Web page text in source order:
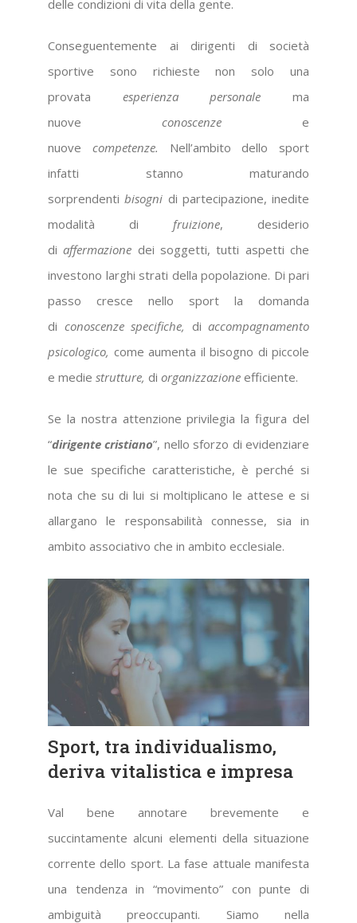
delle condizioni di vita della gente.
Conseguentemente ai dirigenti di società
sportive sono richieste non solo una
provata esperienza personale ma
nuove conoscenze e
nuove competenze. Nell’ambito dello sport
infatti stanno maturando
sorprendenti bisogni di partecipazione, inedite
modalità di fruizione, desiderio
diaffermazione dei soggetti, tutti aspetti che
investono larghi strati della popolazione. Di pari
passo
cresce nello sport la
domanda
di conoscenze specifiche, di accompagnamento
psicologico, come aumenta il bisogno di piccole
e medie strutture, di organizzazione efficiente.
Se la nostra attenzione privilegia la figura del
“dirigente cristiano”, nello sforzo di evidenziare
le sue specifiche caratteristiche, è perché si
nota che su di lui si moltiplicano le attese e si
allargano le responsabilità connesse, sia in
ambito associativo che in ambito ecclesiale.
Sport, tra individualismo,
deriva vitalistica e impresa
Val bene annotare brevemente e
succintamente alcuni elementi della situazione
corrente dello sport. La fase attuale manifesta
una tendenza in “movimento” con punte di
ambiguità preoccupanti. Siamo nella